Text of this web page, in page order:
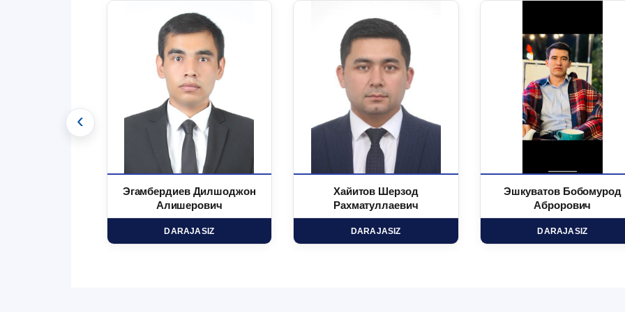
Эгамбердиев Дилшоджон
Алишерович
DARAJASIZ
Хайитов Шерзод
Рахматуллаевич
DARAJASIZ
Эшкуватов Бобомурод
Аброрович
DARAJASIZ
‹